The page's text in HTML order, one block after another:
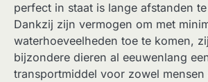
perfect in staat is lange afstanden
Dankzij zijn vermogen om met
waterhoeveelheden toe te komen,
bijzondere dieren al eeuwenlang
transportmiddel voor zowel mensen